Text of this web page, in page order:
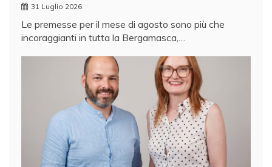
31 Luglio 2026
Le premesse per il mese di agosto sono più che
incoraggianti in tutta la Bergamasca,…